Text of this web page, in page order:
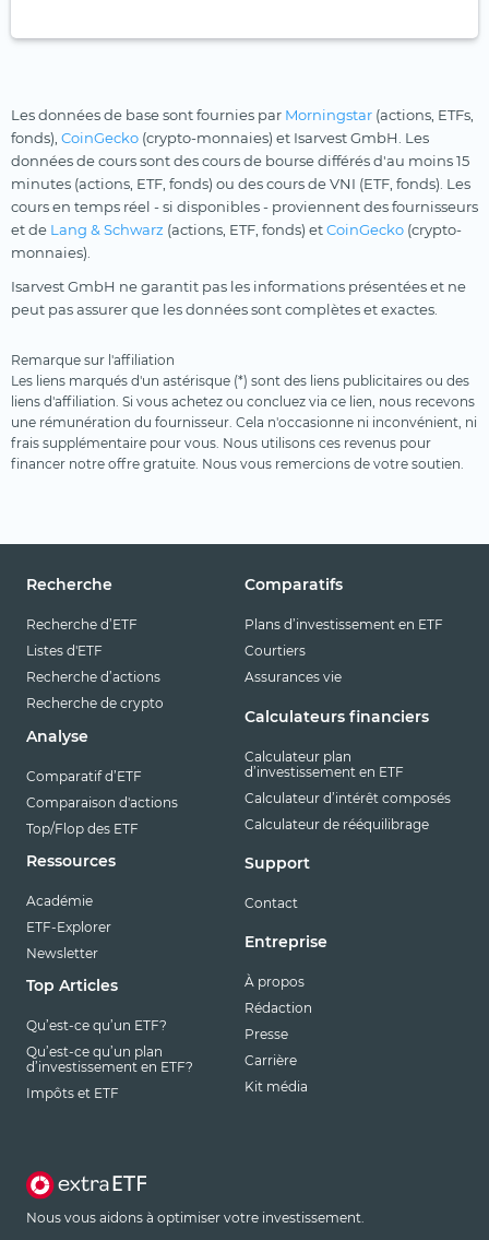
Les données de base sont fournies par Morningstar (actions, ETFs,
fonds), CoinGecko (crypto-monnaies) et Isarvest GmbH. Les
données de cours sont des cours de bourse différés d'au moins 15
minutes (actions, ETF, fonds) ou des cours de VNI (ETF, fonds). Les
cours en temps réel - si disponibles - proviennent des fournisseurs
et de Lang & Schwarz (actions, ETF, fonds) etCoinGecko (crypto-
monnaies).
Isarvest GmbH ne garantit pas les informations présentées et ne
peut pas assurer que les données sont complètes et exactes.
Remarque sur l'affiliation
Les liens marqués d'un astérisque (*) sont des liens publicitaires ou des
liens d'affiliation. Si vous achetez ou concluez via ce lien, nous recevons
une rémunération du fournisseur. Cela n'occasionne ni inconvénient, ni
frais supplémentaire pour vous. Nous utilisons ces revenus pour
financer notre offre gratuite. Nous vous remercions de votre soutien.
Recherche
Recherche d’ETF
Listes d'ETF
Recherche d’actions
Recherche de crypto
Analyse
Comparatif d’ETF
Comparaison d'actions
Top/Flop des ETF
Ressources
Académie
ETF-Explorer
Newsletter
Top Articles
Qu’est-ce qu’un ETF?
Qu’est-ce qu’un plan
d’investissement en ETF?
Impôts et ETF
Comparatifs
Plans d’investissement en ETF
Courtiers
Assurances vie
Calculateurs financiers
Calculateur plan
d’investissement en ETF
Calculateur d’intérêt composés
Calculateur de rééquilibrage
Support
Contact
Entreprise
À propos
Rédaction
Presse
Carrière
Kit média
Nous vous aidons à optimiser votre investissement.